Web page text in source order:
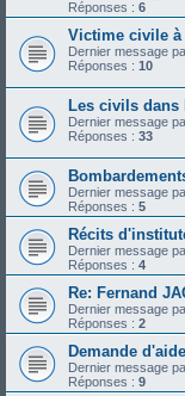
Réponses : 6
Victime civile à
Dernier message
Réponses : 10
Les civils dans
Dernier message
Réponses : 33
Dernier message
Réponses : 5
Récits
Dernier message
Réponses : 4
Re: Fernand
Dernier message
Réponses : 2
Demande
Dernier message
Réponses : 9